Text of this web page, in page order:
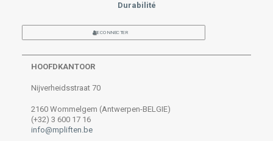
Durabilité
SE CONNECTER
HOOFDKANTOOR
Nijverheidsstraat 70
2160 Wommelgem (Antwerpen-BELGIE)
(+32) 3 600 17 16
info@mpliften.be